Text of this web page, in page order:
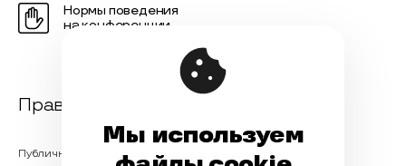
Нормы поведения
на конференции
Правовая информация
Публичная оферта
Мы используем